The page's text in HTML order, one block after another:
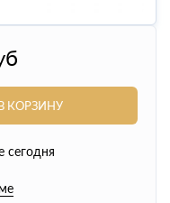
КОРЗИНУ
сегодня